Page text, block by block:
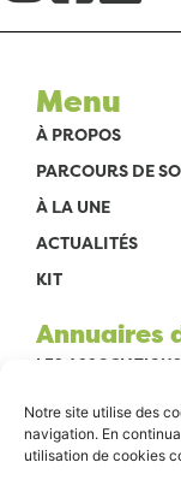
Notre site utilise des
navigation. En
utilisation de cookies
Menu
À PROPOS
PARCOURS DE
À LA UNE
ACTUALITÉS
KIT
Annuaires
LES ASSOCIATIONS
À L’HÔPITAL